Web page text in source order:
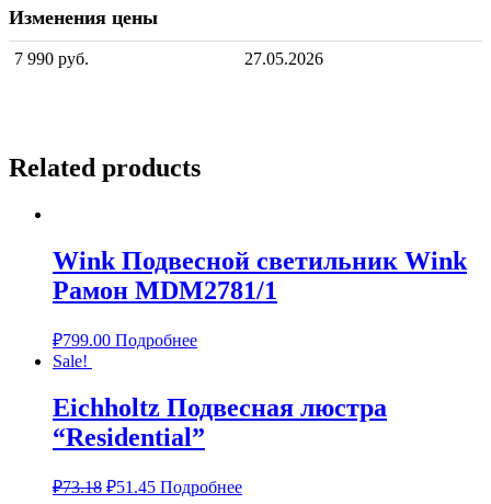
Изменения цены
7 990 руб. 27.05.2026
Related products
Wink Подвесной светильник Wink
Рамон MDM2781/1
₽799.00 Подробнее
Sale!
Eichholtz Подвесная люстра
“Residential”
₽73.18 ₽51.45 Подробнее